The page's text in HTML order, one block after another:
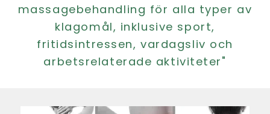
massagebehandling för alla typer av
klagomål, inklusive sport,
fritidsintressen, vardagsliv och
arbetsrelaterade aktiviteter"